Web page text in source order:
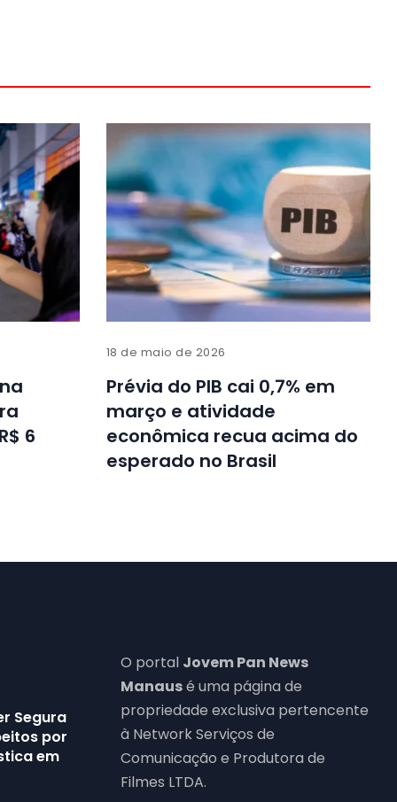
6
18 de maio de 2026
Prévia do PIB cai 0,7% em
março e atividade
econômica recua acima do
esperado no Brasil
Segura
por
em
O portal Jovem Pan News
Manausé uma página de
propriedade exclusiva pertencente
à Network Serviços de
Comunicação e Produtora de
Filmes LTDA.